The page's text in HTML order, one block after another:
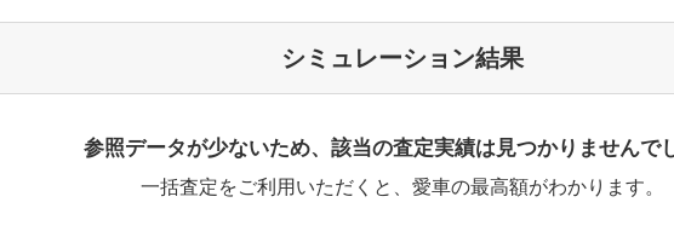
シミュレーション結果
参照データが少ないため、該当の査定実績は見つかりませんで
一括査定をご利用いただくと、愛車の最高額がわかります。